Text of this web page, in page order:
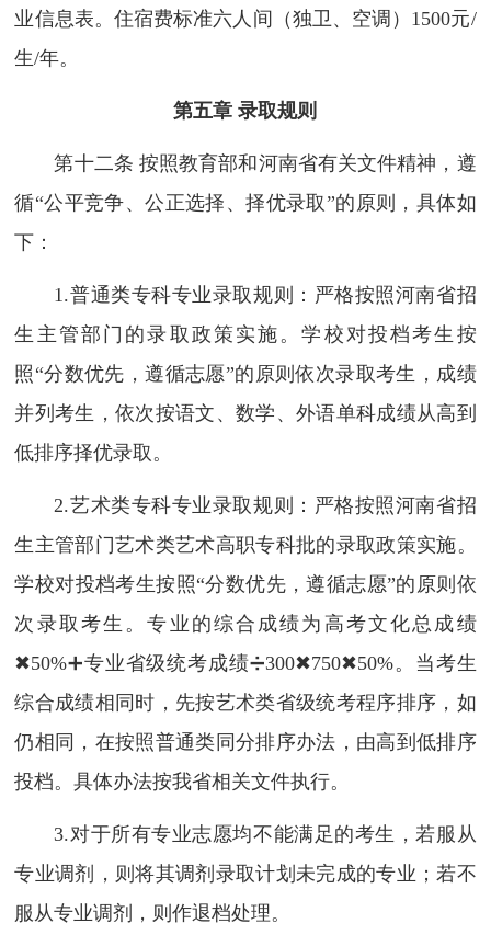
业信息表。住宿费标准六人间（独卫、空调）1500元/
生/年。
第五章 录取规则
第十二条 按照教育部和河南省有关文件精神，遵
循“公平竞争、公正选择、择优录取”的原则，具体如
下：
1.普通类专科专业录取规则：严格按照河南省招
生主管部门的录取政策实施。学校对投档考生按
照“分数优先，遵循志愿”的原则依次录取考生，成绩
并列考生，依次按语文、数学、外语单科成绩从高到
低排序择优录取。
2.艺术类专科专业录取规则：严格按照河南省招
生主管部门艺术类艺术高职专科批的录取政策实施。
学校对投档考生按照“分数优先，遵循志愿”的原则依
次录取考生。专业的综合成绩为高考文化总成绩
✖50%➕专业省级统考成绩➗300✖750✖50%。当考生
综合成绩相同时，先按艺术类省级统考程序排序，如
仍相同，在按照普通类同分排序办法，由高到低排序
投档。具体办法按我省相关文件执行。
3.对于所有专业志愿均不能满足的考生，若服从
专业调剂，则将其调剂录取计划未完成的专业；若不
服从专业调剂，则作退档处理。